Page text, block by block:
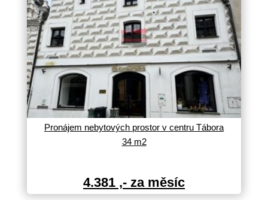
Pronájem nebytových prostor v centru Tábora
34 m2
4.381 ,- za měsíc